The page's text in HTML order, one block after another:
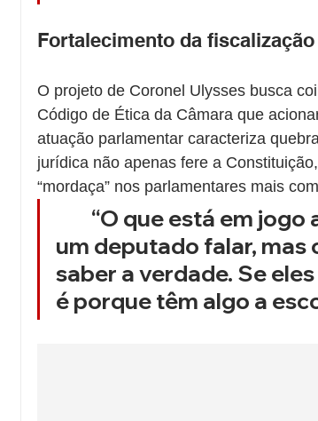
Fortalecimento da
O projeto de Coronel Ulysses busca
Código de Ética da Câmara que
atuação parlamentar caracteriza
jurídica não apenas fere a
“mordaça” nos parlamentares mais
um deputado falar,
saber a verdade. Se
é porque têm algo a